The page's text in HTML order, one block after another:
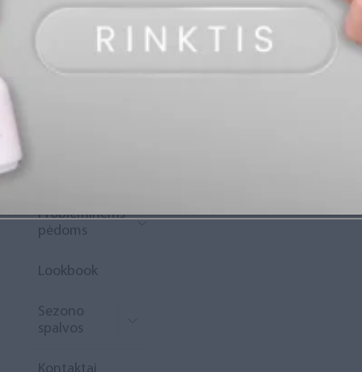
Rewards“
Probleminėms
pėdoms
Lookbook
Sezono
spalvos